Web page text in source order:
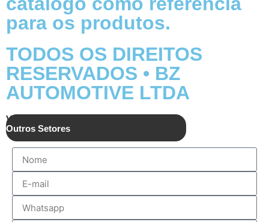
para os produtos.
TODOS OS DIREITOS
RESERVADOS • BZ
AUTOMOTIVE LTDA
Vendas
Outros Setores